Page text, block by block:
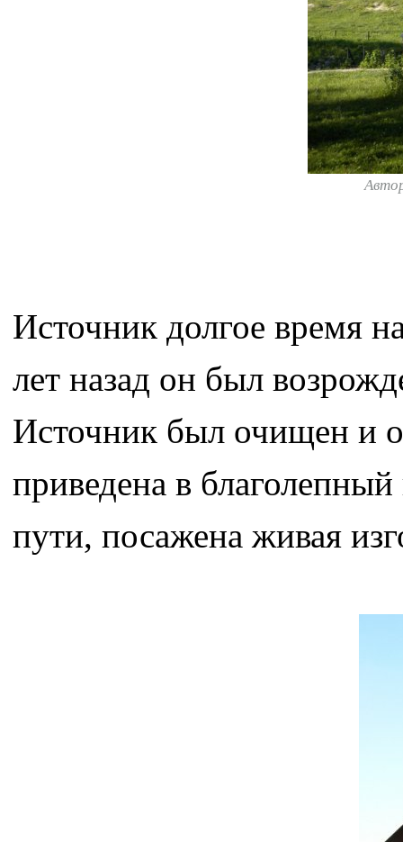
Источник долгое время
лет назад он был
Источник был очищен и
приведена в
пути, посажена живая